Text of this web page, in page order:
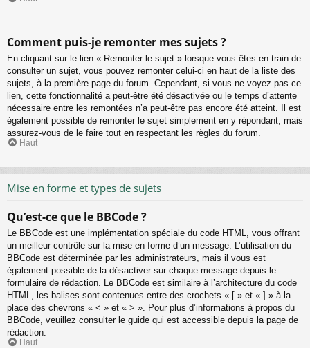
Comment puis-je remonter mes sujets ?
En cliquant sur le lien « Remonter le sujet » lorsque vous êtes en train de
consulter un sujet, vous pouvez remonter celui-ci en haut de la liste des
sujets, à la première page du forum. Cependant, si vous ne voyez pas ce
lien, cette fonctionnalité a peut-être été désactivée ou le temps d’attente
nécessaire entre les remontées n’a peut-être pas encore été atteint. Il est
également possible de remonter le sujet simplement en y répondant, mais
assurez-vous de le faire tout en respectant les règles du forum.
Haut
Mise en forme et types de sujets
Qu’est-ce que le BBCode ?
Le BBCode est une implémentation spéciale du code HTML, vous offrant
un meilleur contrôle sur la mise en forme d’un message. L’utilisation du
BBCode est déterminée par les administrateurs, mais il vous est
également possible de la désactiver sur chaque message depuis le
formulaire de rédaction. Le BBCode est similaire à l’architecture du code
HTML, les balises sont contenues entre des crochets « [ » et « ] » à la
place des chevrons « < » et « > ». Pour plus d’informations à propos du
BBCode, veuillez consulter le guide qui est accessible depuis la page de
rédaction.
Haut